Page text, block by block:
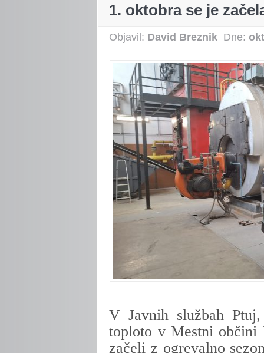
1. oktobra se je
Objavil: David Breznik Dne:
V Javnih službah
toploto v Mestni občini
začeli z ogrevalno